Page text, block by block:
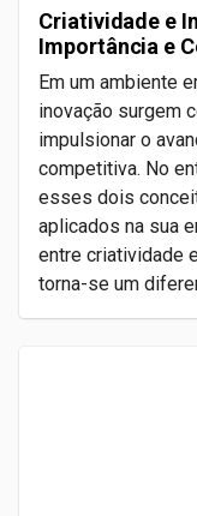
Criatividade e
Importância e
Em um ambiente
inovação surgem
impulsionar o
competitiva. No
esses dois
aplicados na sua
entre criatividade
torna-se um